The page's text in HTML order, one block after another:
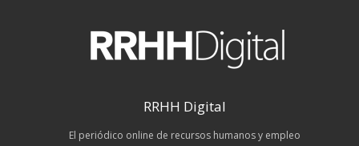
RRHH Digital
El periódico online de recursos humanos y empleo